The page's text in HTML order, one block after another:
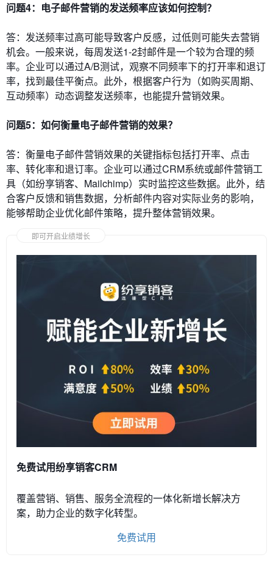
问题4：电子邮件营销的发送频率应该如何控制？
答：发送频率过高可能导致客户反感，过低则可能失去营销
机会。一般来说，每周发送1-2封邮件是一个较为合理的频
率。企业可以通过A/B测试，观察不同频率下的打开率和退订
率，找到最佳平衡点。此外，根据客户行为（如购买周期、
互动频率）动态调整发送频率，也能提升营销效果。
问题5：如何衡量电子邮件营销的效果？
答：衡量电子邮件营销效果的关键指标包括打开率、点击
率、转化率和退订率。企业可以通过CRM系统或邮件营销工
具（如纷享销客、Mailchimp）实时监控这些数据。此外，结
合客户反馈和销售数据，分析邮件内容对实际业务的影响，
能够帮助企业优化邮件策略，提升整体营销效果。
即可开启业绩增长
免费试用纷享销客CRM
覆盖营销、销售、服务全流程的一体化新增长解决方
案，助力企业的数字化转型。
免费试用